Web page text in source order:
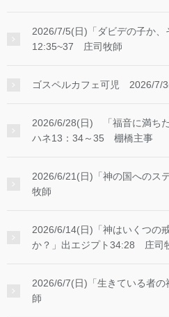
2026/7/5(日)「ダビデの子か、
12:35~37 庄司牧師
ゴスペルカフェ可児 2026/7/
2026/6/28(日) 「福音に満ち
ハネ13：34～35 棚橋主事
2026/6/21(日)「神の国へのス
牧師
2026/6/14(日)「神はいくつの
か？」出エジプト34:28 庄司
2026/6/7(日)「生きている者
師